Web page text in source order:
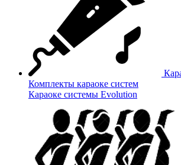
Комплекты караоке систем
Караоке системы Evolution